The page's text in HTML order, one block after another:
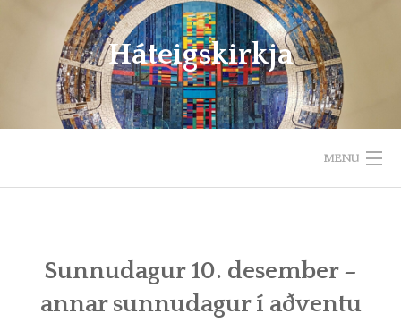
Háteigskirkja
MENU
UM HÁTEIGSKIRKJU
HELGIHALD
Sunnudagur 10. desember –
annar sunnudagur í aðventu